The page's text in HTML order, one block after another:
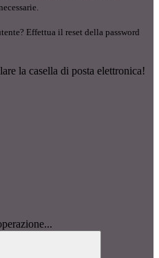
Effettua il reset della password
la casella di posta elettronica!